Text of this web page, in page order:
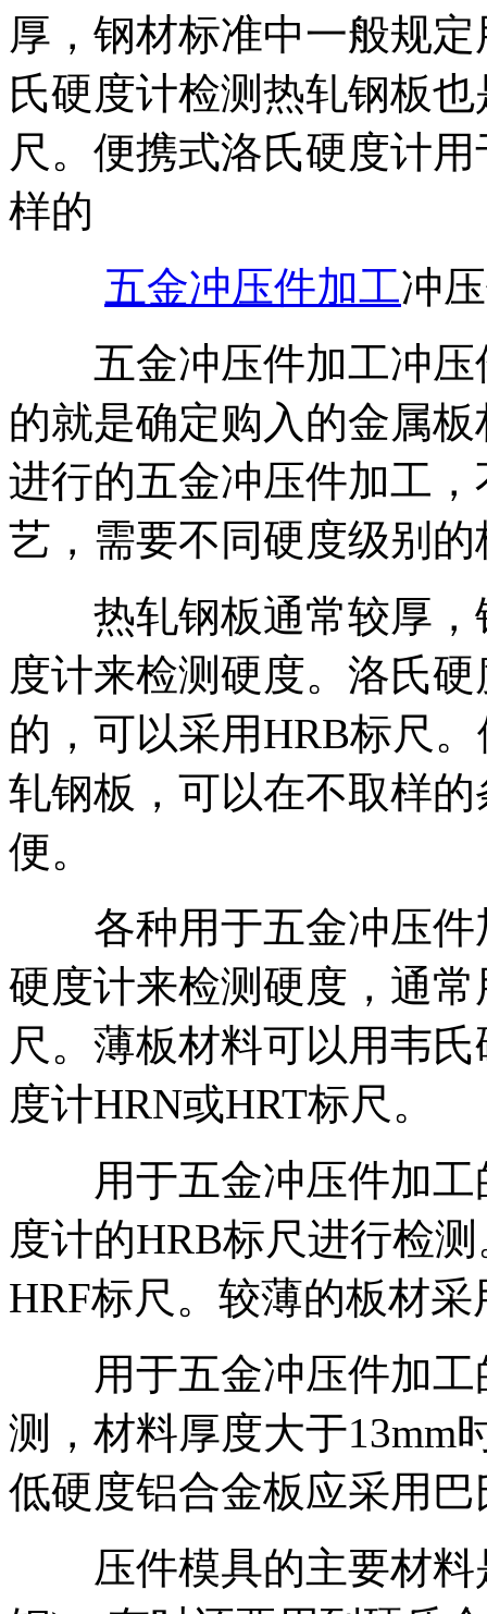
厚，钢材标准中一般规
氏硬度计检测热轧钢板
尺。便携式洛氏硬度计
样的
五金冲压件加工冲
五金冲压件加工冲压
的就是确定购入的金属
进行的五金冲压件加工
艺，需要不同硬度级别的
热轧钢板通常较厚，
度计来检测硬度。洛氏
的，可以采用HRB标尺
轧钢板，可以在不取样
便。
各种用于五金冲压件
硬度计来检测硬度，通
尺。薄板材料可以用韦
度计HRN或HRT标尺。
用于五金冲压件加工
度计的HRB标尺进行检
HRF标尺。较薄的板材采
用于五金冲压件加工
测，材料厚度大于13mm
低硬度铝合金板应采用
压件模具的主要材料